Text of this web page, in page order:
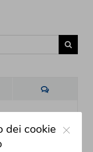
Commenti
dei cookie